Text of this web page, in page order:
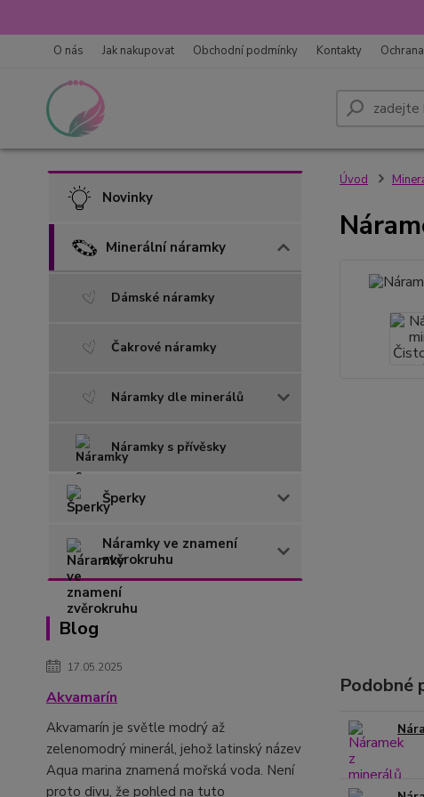
O nás Jak nakupovat Obchodní podmínky Kontakty
Novinky
Minerální náramky
Dámské náramky
Čakrové náramky
Náramky dle minerálů
Náramky s přívěsky
Šperky
Náramky ve znamení
zvěrokruhu
Blog
17.05.2025
Akvamarín
Akvamarín je světle modrý až
zelenomodrý minerál, jehož latinský název
Aqua marina znamená mořská voda. Není
proto divu, že pohled na tuto
Úvod
Podobné